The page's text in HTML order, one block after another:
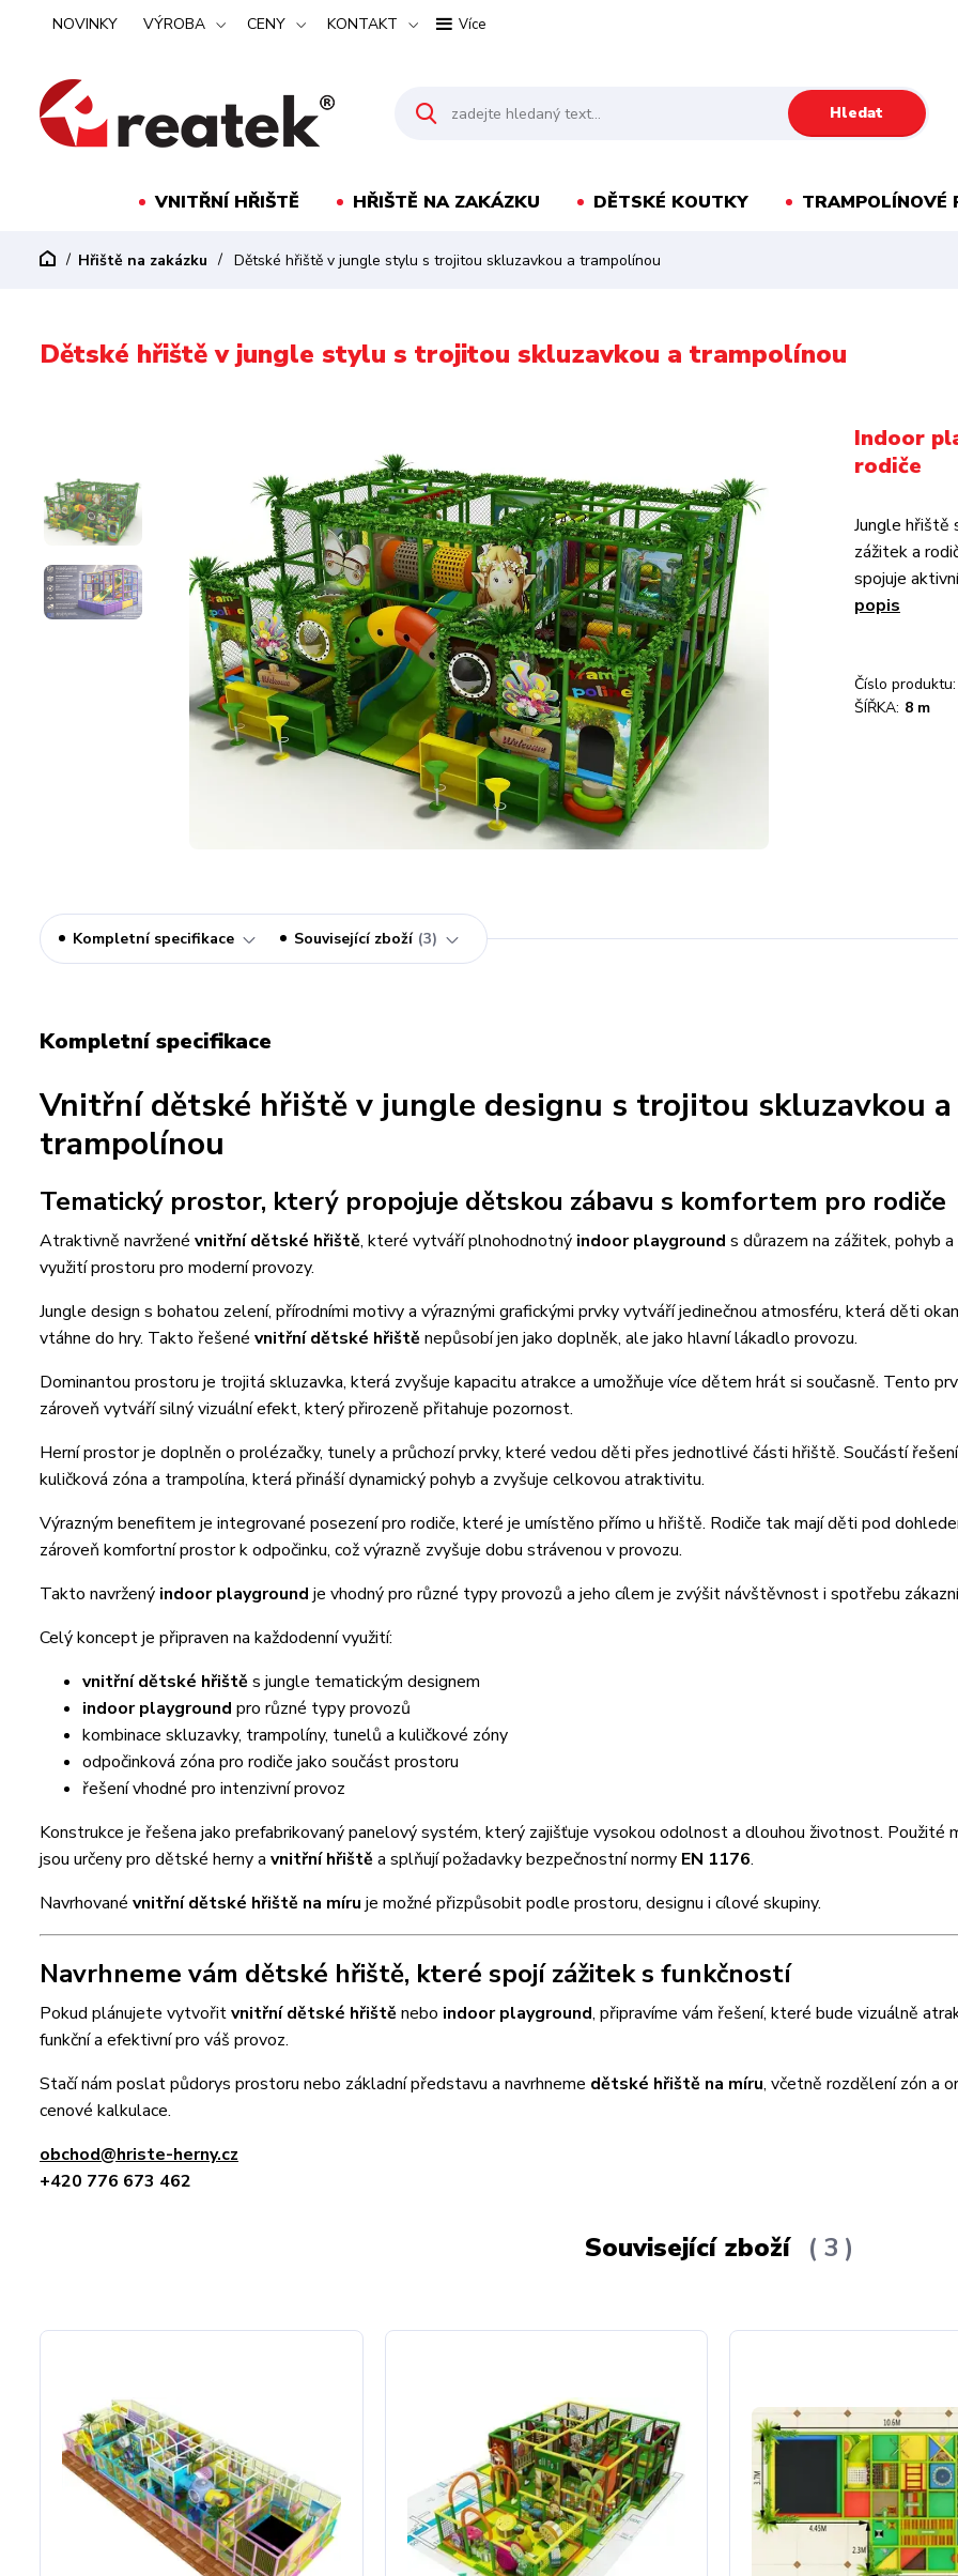
NOVINKY VÝROBA CENY KONTAKT Více
Hledat
VNITŘNÍ HŘIŠTĚ HŘIŠTĚ NA ZAKÁZKU DĚTSKÉ KOUTKY TRAMPOLÍNOVÉ
Hřiště na zakázku Dětské hřiště v jungle stylu s trojitou skluzavkou a trampolínou
Dětské hřiště v jungle stylu s trojitou skluzavkou a trampolínou
Indoor
rodiče
Jungle hřiště
zážitek a
spojuje
popis
Číslo produktu:
ŠÍŘKA: 8 m
Kompletní specifikace Související zboží 3
Kompletní specifikace
Vnitřní dětské hřiště v jungle designu s trojitou skluzavkou a
trampolínou
Tematický prostor, který propojuje dětskou zábavu s komfortem pro rodiče
Atraktivně navržené vnitřní dětské hřiště, které vytváří plnohodnotný indoor playground s důrazem na zážitek, pohyb a
využití prostoru pro moderní provozy.
Jungle design s bohatou zelení, přírodními motivy a výraznými grafickými prvky vytváří jedinečnou atmosféru, která děti
vtáhne do hry. Takto řešené vnitřní dětské hřiště nepůsobí jen jako doplněk, ale jako hlavní lákadlo provozu.
Dominantou prostoru je trojitá skluzavka, která zvyšuje kapacitu atrakce a umožňuje více dětem hrát si současně. Tento
zároveň vytváří silný vizuální efekt, který přirozeně přitahuje pozornost.
Herní prostor je doplněn o prolézačky, tunely a průchozí prvky, které vedou děti přes jednotlivé části hřiště. Součástí
kuličková zóna a trampolína, která přináší dynamický pohyb a zvyšuje celkovou atraktivitu.
Výrazným benefitem je integrované posezení pro rodiče, které je umístěno přímo u hřiště. Rodiče tak mají děti pod
zároveň komfortní prostor k odpočinku, což výrazně zvyšuje dobu strávenou v provozu.
Takto navržený indoor playground je vhodný pro různé typy provozů a jeho cílem je zvýšit návštěvnost i spotřebu
Celý koncept je připraven na každodenní využití:
vnitřní dětské hřiště s jungle tematickým designem
indoor playground pro různé typy provozů
kombinace skluzavky, trampolíny, tunelů a kuličkové zóny
odpočinková zóna pro rodiče jako součást prostoru
řešení vhodné pro intenzivní provoz
Konstrukce je řešena jako prefabrikovaný panelový systém, který zajišťuje vysokou odolnost a dlouhou životnost. Použité
jsou určeny pro dětské herny a vnitřní hřiště a splňují požadavky bezpečnostní normy EN 1176.
Navrhované vnitřní dětské hřiště na míru je možné přizpůsobit podle prostoru, designu i cílové skupiny.
Navrhneme vám dětské hřiště, které spojí zážitek s funkčností
Pokud plánujete vytvořitvnitřní dětské hřiště nebo indoor playground, připravíme vám řešení, které bude vizuálně
funkční a efektivní pro váš provoz.
Stačí nám poslat půdorys prostoru nebo základní představu a navrhneme dětské hřiště na míru, včetně rozdělení zón a
cenové kalkulace.
obchod@hriste-herny.cz
+420 776 673 462
Související zboží 3